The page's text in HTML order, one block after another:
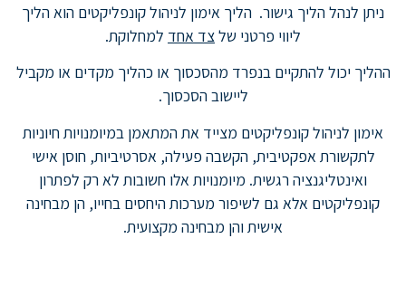
ניתן לנהל הליך גישור. הליך אימון לניהול קונפליקטים הוא הליך
ליווי פרטני שלצד אחד למחלוקת.
ההליך יכול להתקיים בנפרד מהסכסוך או כהליך מקדים או מקביל
ליישוב הסכסוך.
אימון לניהול קונפליקטים מצייד את המתאמן במיומנויות חיוניות
לתקשורת אפקטיבית, הקשבה פעילה, אסרטיביות, חוסן אישי
ואינטליגנציה רגשית. מיומנויות אלו חשובות לא רק לפתרון
קונפליקטים אלא גם לשיפור מערכות היחסים בחייו, הן מבחינה
אישית והן מבחינה מקצועית.